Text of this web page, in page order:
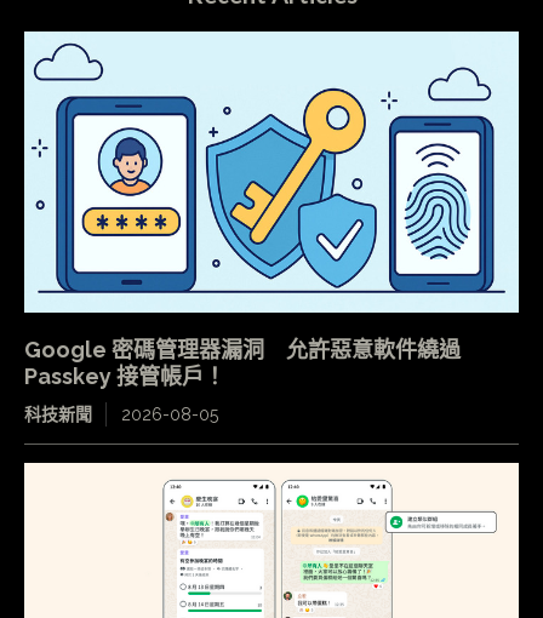
Google 密碼管理器漏洞 允許惡意軟件繞過
Passkey 接管帳戶！
科技新聞 2026-08-05